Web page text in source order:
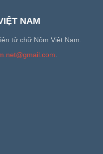
NAM
tử chữ Nôm Việt Nam.